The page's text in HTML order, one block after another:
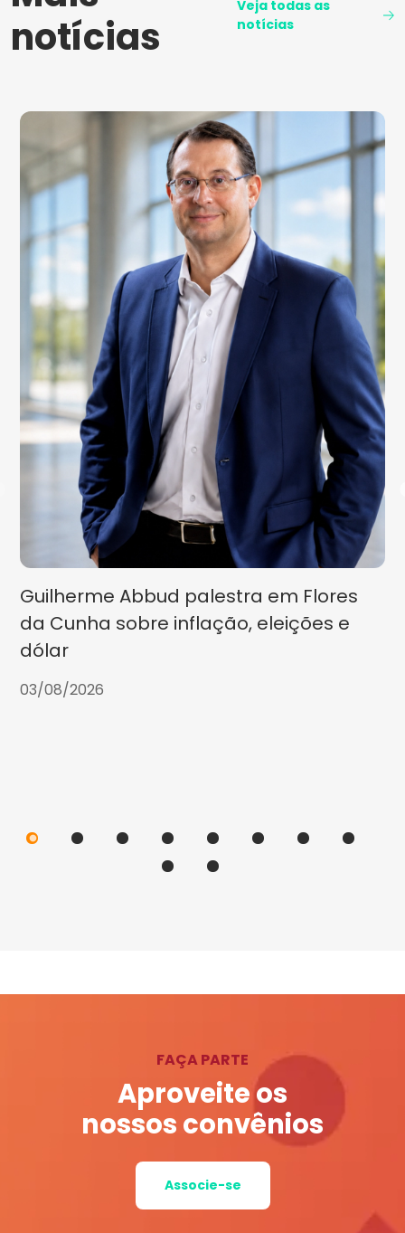
notícias
Veja todas as
notícias
Guilherme Abbud palestra em Flores
da Cunha sobre inflação, eleições e
dólar
03/08/2026
FAÇA PARTE
Aproveite os
nossos convênios
Associe-se